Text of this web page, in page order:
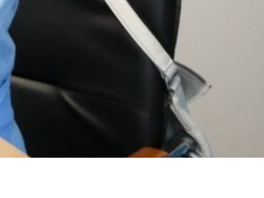
KERESÉS